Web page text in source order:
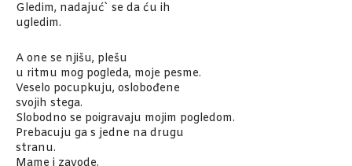
Gledim, nadajuć` se da ću ih
ugledim.
A one se njišu, plešu
u ritmu mog pogleda, moje pesme.
Veselo pocupkuju, oslobođene
svojih stega.
Slobodno se poigravaju mojim pogledom.
Prebacuju ga s jedne na drugu
stranu.